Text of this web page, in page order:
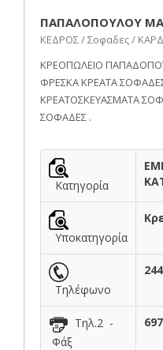
ΠΑΠΑΛΟΠΟΥΛΟΥ
ΚΕΔΡΟΣ / Σοφαδες /
ΚΡΕΟΠΩΛΕΙΟ
ΦΡΕΣΚΑ ΚΡΕΑΤΑ
ΚΡΕΑΤΟΣΚΕΥΑΣΜΑΤΑ
ΣΟΦΑΔΕΣ .
Κατηγορία
Υποκατηγορία
Τηλέφωνο
Τηλ.2 -
Φάξ